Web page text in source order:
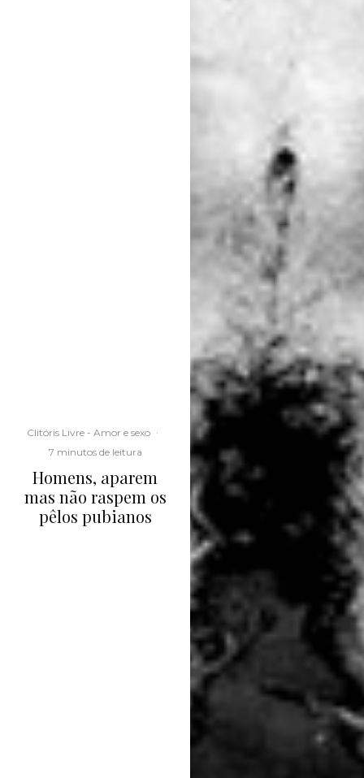
Clitóris Livre - Amor e sexo ·
7 minutos de leitura
Homens, aparem
mas não raspem os
pêlos pubianos